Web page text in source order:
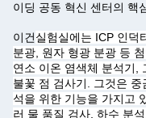
이딩 공동 혁신 센터의 핵
이건실험실에는 ICP 인덕
분광, 원자 형광 분광 등
연소 이온 염색체 분석기,
불꽃 점 검사기. 그것은
석을 위한 기능을 가지고
러 물 품질 검사, 하수 분